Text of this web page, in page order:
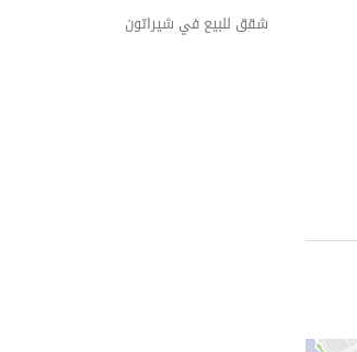
شقق للبيع في شيراتون